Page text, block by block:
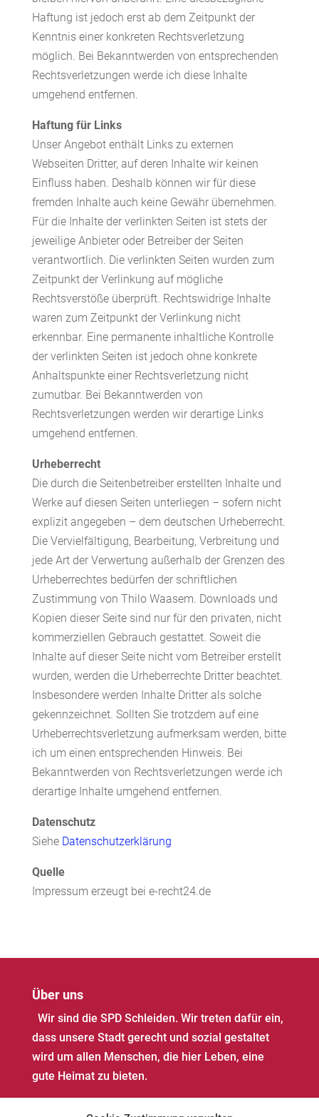
Haftung ist jedoch erst ab dem Zeitpunkt der
Kenntnis einer konkreten Rechtsverletzung
möglich. Bei Bekanntwerden von entsprechenden
Rechtsverletzungen werde ich diese Inhalte
umgehend entfernen.
Haftung für Links
Unser Angebot enthält Links zu externen
Webseiten Dritter, auf deren Inhalte wir keinen
Einfluss haben. Deshalb können wir für diese
fremden Inhalte auch keine Gewähr übernehmen.
Für die Inhalte der verlinkten Seiten ist stets der
jeweilige Anbieter oder Betreiber der Seiten
verantwortlich. Die verlinkten Seiten wurden zum
Zeitpunkt der Verlinkung auf mögliche
Rechtsverstöße überprüft. Rechtswidrige Inhalte
waren zum Zeitpunkt der Verlinkung nicht
erkennbar. Eine permanente inhaltliche Kontrolle
der verlinkten Seiten ist jedoch ohne konkrete
Anhaltspunkte einer Rechtsverletzung nicht
zumutbar. Bei Bekanntwerden von
Rechtsverletzungen werden wir derartige Links
umgehend entfernen.
Urheberrecht
Die durch die Seitenbetreiber erstellten Inhalte und
Werke auf diesen Seiten unterliegen – sofern nicht
explizit angegeben – dem deutschen Urheberrecht.
Die Vervielfältigung, Bearbeitung, Verbreitung und
jede Art der Verwertung außerhalb der Grenzen des
Urheberrechtes bedürfen der schriftlichen
Zustimmung von Thilo Waasem. Downloads und
Kopien dieser Seite sind nur für den privaten, nicht
kommerziellen Gebrauch gestattet. Soweit die
Inhalte auf dieser Seite nicht vom Betreiber erstellt
wurden, werden die Urheberrechte Dritter beachtet.
Insbesondere werden Inhalte Dritter als solche
gekennzeichnet. Sollten Sie trotzdem auf eine
Urheberrechtsverletzung aufmerksam werden, bitte
ich um einen entsprechenden Hinweis. Bei
Bekanntwerden von Rechtsverletzungen werde ich
derartige Inhalte umgehend entfernen.
Datenschutz
Siehe Datenschutzerklärung
Quelle
Impressum erzeugt bei e-recht24.de
Über uns
Wir sind die SPD Schleiden. Wir treten dafür ein,
dass unsere Stadt gerecht und sozial gestaltet
wird um allen Menschen, die hier Leben, eine
gute Heimat zu bieten.